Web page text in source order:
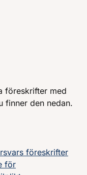
föreskrifter med
finner den nedan.
föreskrifter
för